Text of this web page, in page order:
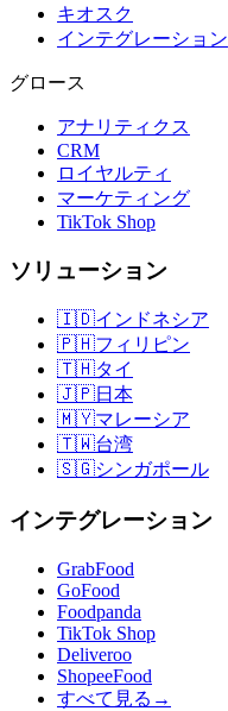
キオスク
インテグレーション
グロース
アナリティクス
CRM
ロイヤルティ
マーケティング
TikTok Shop
ソリューション
🇮🇩インドネシア
🇵🇭フィリピン
🇹🇭タイ
🇯🇵日本
🇲🇾マレーシア
🇹🇼台湾
🇸🇬シンガポール
インテグレーション
GrabFood
GoFood
Foodpanda
TikTok Shop
Deliveroo
ShopeeFood
すべて見る →